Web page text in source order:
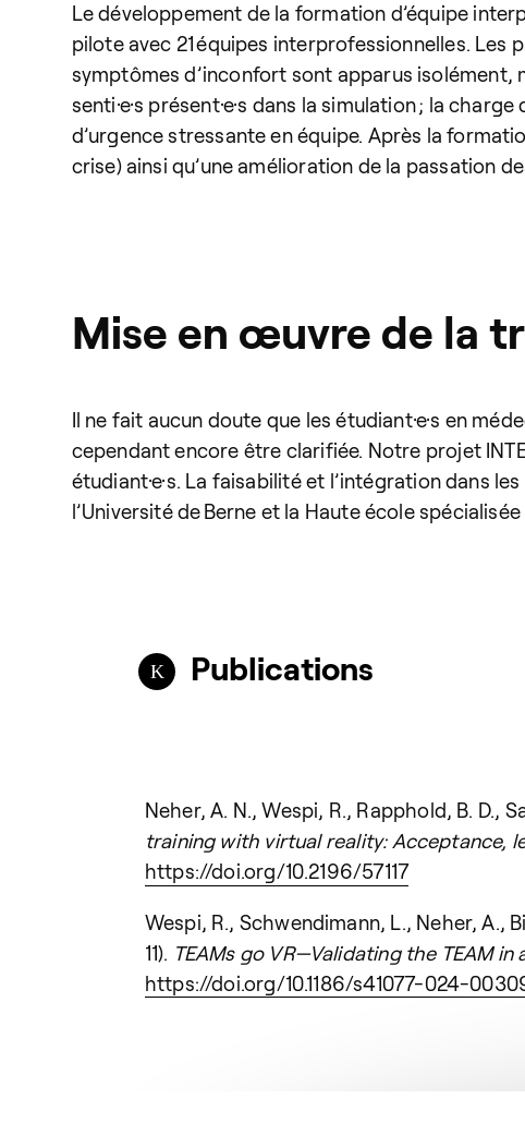
Le développement de la formation d’équipe
pilote avec 21 équipes interprofessionnelles. Les
symptômes d’inconfort sont apparus isolément,
senti·e·s présent·e·s dans la simulation ; la
d’urgence stressante en équipe. Après la
crise) ainsi qu’une amélioration de la passation
Mise en œuvre de la
Il ne fait aucun doute que les étudiant·e·s en
cependant encore être clarifiée. Notre projet
étudiant·e·s. La faisabilité et l’intégration dans
l’Université de Berne et la Haute école
Publications
Neher, A. N., Wespi, R., Rapphold, B. D.,
training with virtual reality: Acceptance,
https://doi.org/10.2196/57117
Wespi, R., Schwendimann, L., Neher, A.,
11). TEAMs go VR—Validating the TEAM
https://doi.org/10.1186/s41077-024-